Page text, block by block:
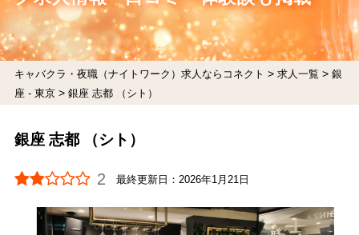
キャバクラ・夜職（ナイトワーク）求人ならコネクト > 求人一覧 > 銀
座 - 東京> 銀座 志都 （シト）
銀座 志都 （シト）
2 最終更新日：2026年1月21日